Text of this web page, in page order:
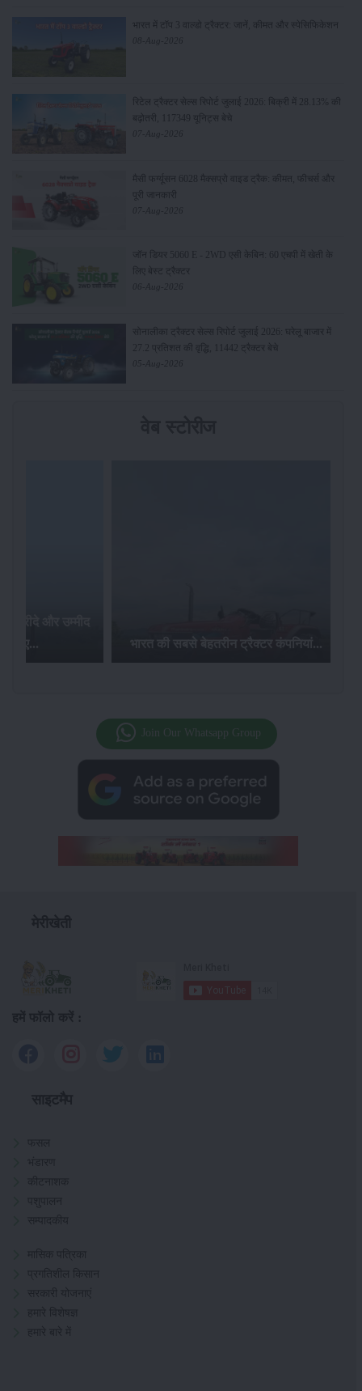
भारत में टॉप 3 वाल्डो ट्रैक्टर: जानें, कीमत और स्पेसिफिकेशन
08-Aug-2026
रिटेल ट्रैक्टर सेल्स रिपोर्ट जुलाई 2026: बिक्री में 28.13% की
बढ़ोतरी, 117349 यूनिट्स बेचे
07-Aug-2026
मैसी फर्ग्यूसन 6028 मैक्सप्रो वाइड ट्रैक: कीमत, फीचर्स और
पूरी जानकारी
07-Aug-2026
जॉन डियर 5060 E - 2WD एसी केबिन: 60 एचपी में खेती के
लिए बेस्ट ट्रैक्टर
06-Aug-2026
सोनालीका ट्रैक्टर सेल्स रिपोर्ट जुलाई 2026: घरेलू बाजार में
27.2 प्रतिशत की वृद्धि, 11442 ट्रैक्टर बेचे
05-Aug-2026
पाए...
भारत की सबसे बेहतरीन ट्रैक्टर कंपनियां...
Join Our Whatsapp Group